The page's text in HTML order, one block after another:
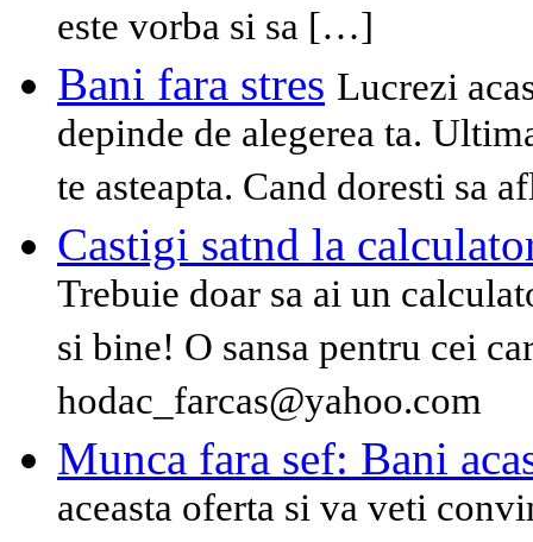
este vorba si sa […]
Bani fara stres Lucrezi
depinde de alegerea ta.
te asteapta. Cand doresti sa
Castigi satnd la
Trebuie doar sa ai un
si bine! O sansa pentru cei
hodac_farcas@yahoo.com
Munca fara sef: Bani
aceasta oferta si va veti